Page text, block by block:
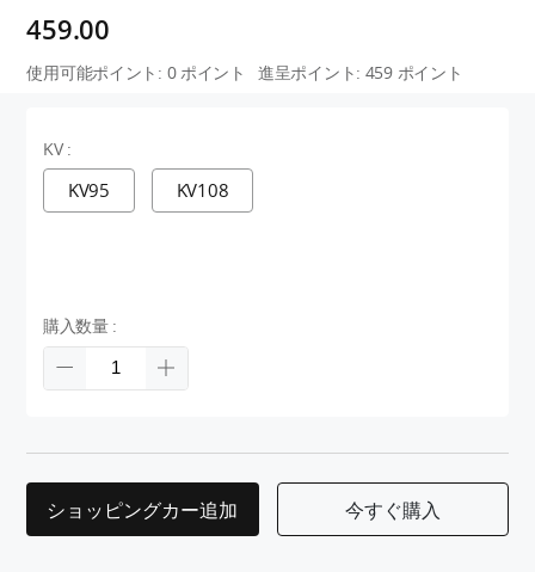
459.00
使用可能ポイント: 0ポイント 進呈ポイント: 459ポイント
KV :
KV95 KV108
購入数量 :
ショッピングカー追加 今すぐ購入